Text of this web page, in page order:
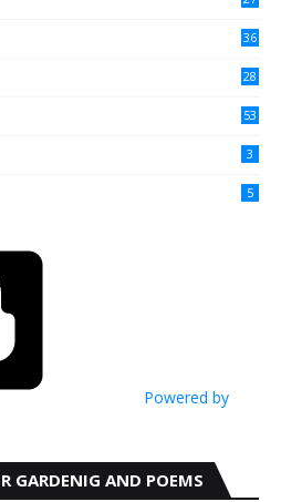
36
28
53
3
5
Powered by
GARDENIG AND POEMS